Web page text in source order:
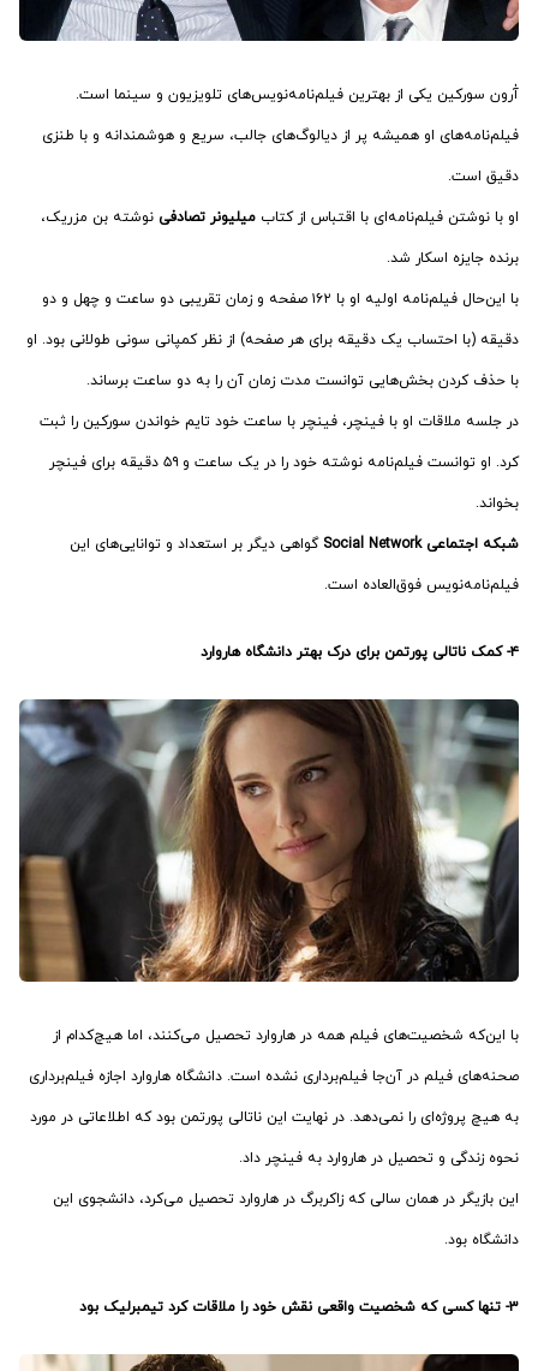
آٰرون سورکین یکی از بهترین فیلم‌نامه‌نویس‌های تلویزیون و سینما است.
فیلم‌نامه‌های او همیشه پر از دیالوگ‌های جالب، سریع و هوشمندانه و با طنزی
دقیق است.
او با نوشتن فیلم‌نامه‌ای با اقتباس از کتاب میلیونر تصادفی نوشته بن مزریک،
برنده جایزه اسکار شد.
با این‌حال فیلم‌نامه اولیه او با ۱۶۲ صفحه و زمان تقریبی دو ساعت و چهل و دو
دقیقه (با احتساب یک دقیقه برای هر صفحه) از نظر کمپانی سونی طولانی بود. او
با حذف کردن بخش‌هایی توانست مدت زمان آن را به دو ساعت برساند.
در جلسه ملاقات او با فینچر، فینچر با ساعت خود تایم خواندن سورکین را ثبت
کرد. او توانست فیلم‌نامه نوشته خود را در یک ساعت و ۵۹ دقیقه برای فینچر
بخواند.
شبکه اجتماعی Social Network گواهی دیگر بر استعداد و توانایی‌های این
فیلم‌نامه‌نویس فوق‌العاده است.
۴- کمک ناتالی پورتمن برای درک بهتر دانشگاه هاروارد
با این‌که شخصیت‌های فیلم همه در هاروارد تحصیل می‌کنند، اما هیچ‌کدام از
صحنه‌های فیلم در آن‌جا فیلم‌برداری نشده است. دانشگاه هاروارد اجازه فیلم‌برداری
به هیچ پروژه‌ای را نمی‌دهد. در نهایت این ناتالی پورتمن بود که اطلاعاتی در مورد
نحوه زندگی و تحصیل در هاروارد به فینچر داد.
این بازیگر در همان سالی که زاکربرگ در هاروارد تحصیل می‌کرد، دانشجوی این
دانشگاه بود.
۳- تنها کسی که شخصیت واقعی نقش خود را ملاقات کرد تیمبرلیک بود